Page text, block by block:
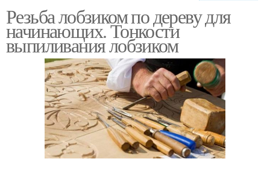
Накладная резьба
Резьба лобзиком по дереву для
начинающих. Тонкости
выпиливания лобзиком